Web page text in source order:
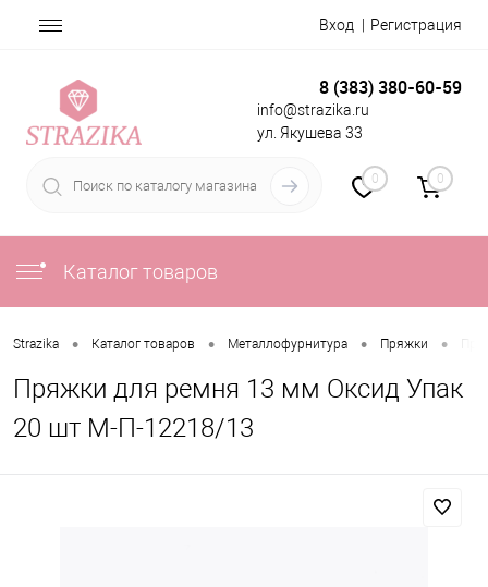
Вход Регистрация
8 (383) 380-60-59
info@strazika.ru
ул. Якушева 33
0 0
Каталог товаров
Strazika • Каталог товаров • Металлофурнитура • Пряжки •
Пряжки для ремня 13 мм Оксид Упак
20 шт М-П-12218/13